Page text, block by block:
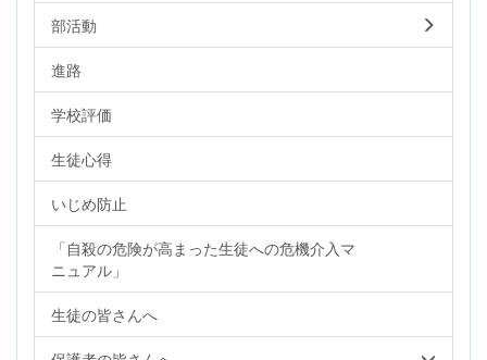
部活動
進路
学校評価
生徒心得
いじめ防止
「自殺の危険が高まった生徒への危機介入マ
ニュアル」
生徒の皆さんへ